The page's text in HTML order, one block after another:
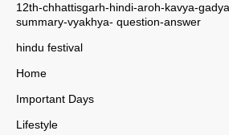
12th-chhattisgarh-hindi-aroh-kavya-
summary-vyakhya- question-answer
hindu festival
Home
Important Days
Lifestyle